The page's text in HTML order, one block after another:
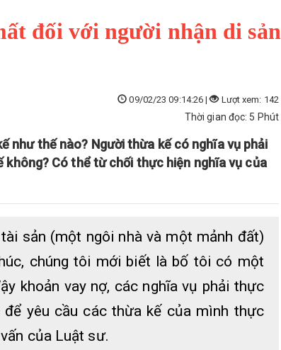
đối với người nhận di sản
09/02/23 09:14:26 | Lượt xem: 142
Thời gian đọc: 5 Phút
như thế nào? Người thừa kế có nghĩa vụ phải
Có thể từ chối thực hiện nghĩa vụ của
sản (một ngôi nhà và một mảnh đất)
chúng tôi mới biết là bố tôi có một
khoản vay nợ, các nghĩa vụ phải thực
yêu cầu các thừa kế của mình thực
của Luật sư.